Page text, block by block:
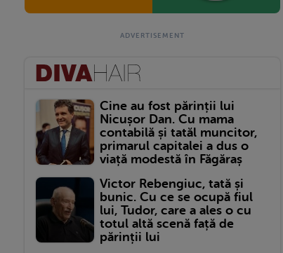
Cine au fost părinții lui
Nicușor Dan. Cu mama
contabilă și tatăl muncitor,
primarul capitalei a dus o
viață modestă în Făgăraș
Victor Rebengiuc, tată și
bunic. Cu ce se ocupă fiul
lui, Tudor, care a ales o cu
totul altă scenă față de
părinții lui